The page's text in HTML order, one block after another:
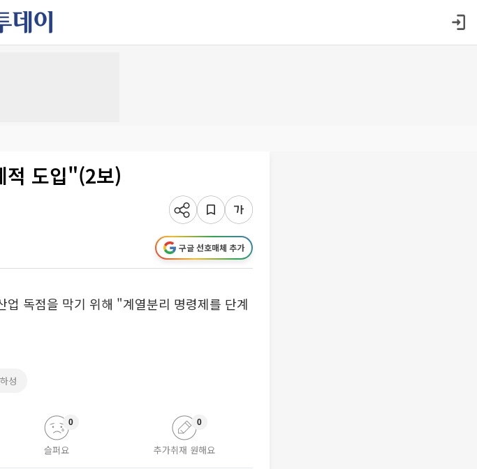
적 도입"(2보)
구글 선호매체 추가
독점을 막기 위해 "계열분리 명령제를 단계
성
슬퍼요
0
추가취재 원해요
0